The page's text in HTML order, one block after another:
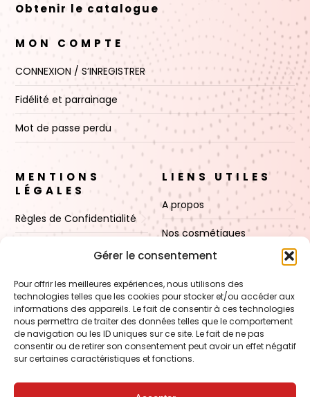
Gérer le consentement
Pour offrir les meilleures expériences, nous utilisons des
technologies telles que les cookies pour stocker et/ou accéder aux
informations des appareils. Le fait de consentir à ces technologies
nous permettra de traiter des données telles que le comportement
de navigation ou les ID uniques sur ce site. Le fait de ne pas
consentir ou de retirer son consentement peut avoir un effet négatif
sur certaines caractéristiques et fonctions.
Obtenir le catalogue
MON COMPTE
CONNEXION / S’INREGISTRER
Fidélité et parrainage
Mot de passe perdu
MENTIONS
LÉGALES
Règles de Confidentialité
Politique de cookies (UE)
LIENS UTILES
A propos
Nos cosmétiques
Nos cires
Boutique
Contact